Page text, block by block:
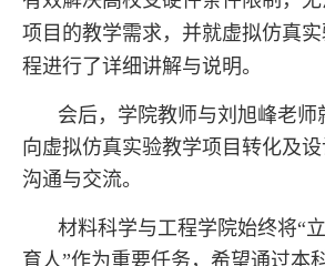
项目的教学需求，并就虚拟仿真
程进行了详细讲解与说明。
会后，学院教师与刘旭峰老师
向虚拟仿真实验教学项目转化及
沟通与交流。
材料科学与工程学院始终将“
育人”作为重要任务，希望通过本